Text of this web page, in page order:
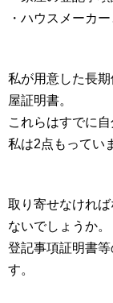
・ハウスメーカ
私が用意した長
屋証明書。
これらはすでに
私は2点もってい
取り寄せなけれ
ないでしょうか。
登記事項証明書
す。